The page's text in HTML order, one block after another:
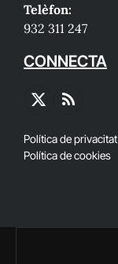
Telèfon:
932 311 247
CONNECTA
X
RSS
Política de privacitat
Política de cookies